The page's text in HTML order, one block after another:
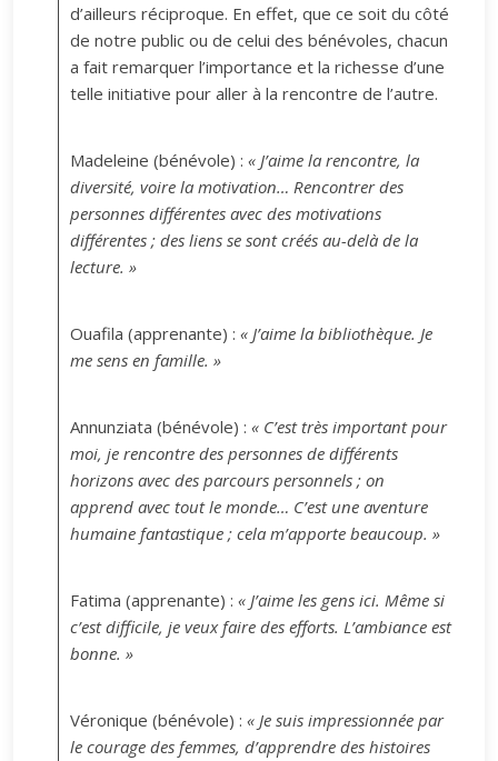
d’ailleurs réciproque. En effet, que ce soit du côté
de notre public ou de celui des bénévoles, chacun
a fait remarquer l’importance et la richesse d’une
telle initiative pour aller à la rencontre de l’autre.
Madeleine (bénévole) : « J’aime la rencontre, la
diversité, voire la motivation… Rencontrer des
personnes différentes avec des motivations
différentes ; des liens se sont créés au-delà de la
lecture. »
Ouafila (apprenante) : « J’aime la bibliothèque. Je
me sens en famille. »
Annunziata (bénévole) : « C’est très important pour
moi, je rencontre des personnes de différents
horizons avec des parcours personnels ; on
apprend avec tout le monde… C’est une aventure
humaine fantastique ; cela m’apporte beaucoup. »
Fatima (apprenante) : « J’aime les gens ici. Même si
c’est difficile, je veux faire des efforts. L’ambiance est
bonne. »
Véronique (bénévole) : « Je suis impressionnée par
le courage des femmes, d’apprendre des histoires